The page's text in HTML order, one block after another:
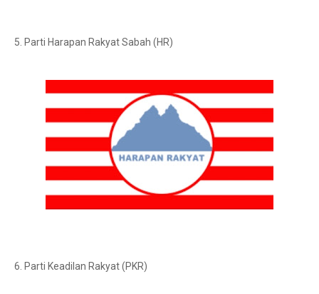
5. Parti Harapan Rakyat Sabah (HR)
6. Parti Keadilan Rakyat (PKR)